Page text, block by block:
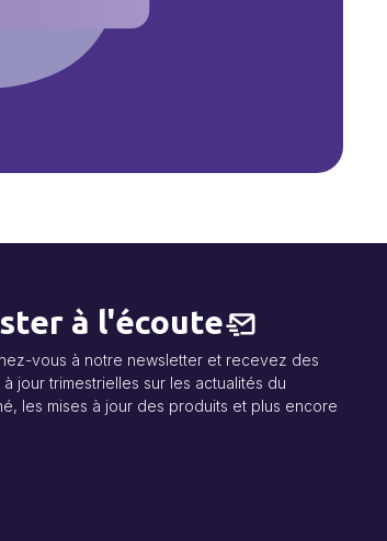
à l'écoute
vous à notre newsletter et recevez des
à jour trimestrielles sur les actualités du
les mises à jour des produits et plus encore